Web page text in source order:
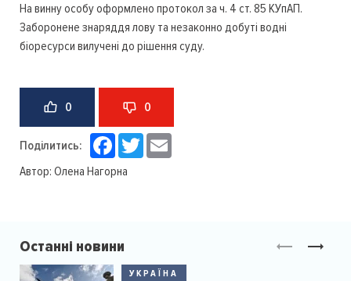
На винну особу оформлено протокол за ч. 4 ст. 85 КУпАП.
Заборонене знаряддя лову та незаконно добуті водні
біоресурси вилучені до рішення суду.
0 0
Поділитись: Facebook
Twitter
Автор: Олена Нагорна
Останні новини
УКРАЇНА